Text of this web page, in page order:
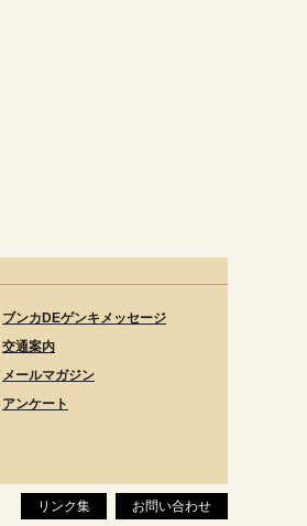
ブンカDEゲンキメッセージ
交通案内
メールマガジン
アンケート
リンク集 お問い合わせ